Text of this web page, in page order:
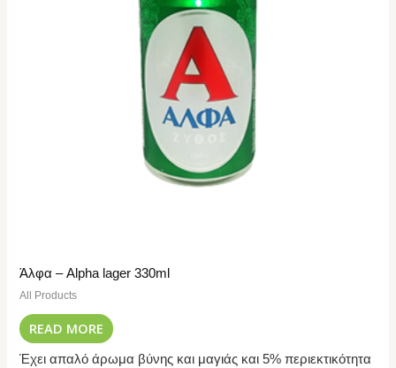
Άλφα – Alpha lager 330ml
All Products
READ MORE
Έχει απαλό άρωμα βύνης και μαγιάς και 5% περιεκτικότητα